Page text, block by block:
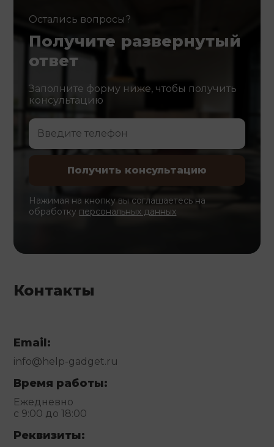
Остались вопросы?
Получите развернутый
ответ
Заполните форму ниже, чтобы получить
консультацию
Нажимая на кнопку вы соглашаетесь на
обработку персональных данных
Контакты
Email:
info@help-gadget.ru
Время работы:
Ежедневно
с 9:00 до 18:00
Реквизиты: